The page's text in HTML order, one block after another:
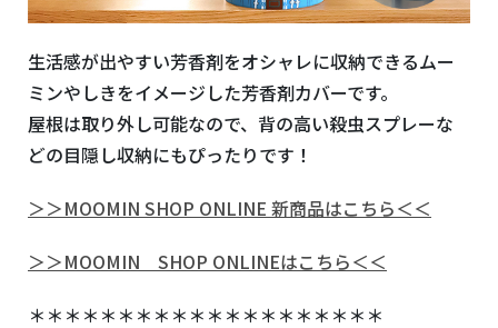
生活感が出やすい芳香剤をオシャレに収納できるムー
ミンやしきをイメージした芳香剤カバーです。
屋根は取り外し可能なので、背の高い殺虫スプレーな
どの目隠し収納にもぴったりです！
＞＞MOOMIN SHOP ONLINE 新商品はこちら＜＜
＞＞MOOMIN SHOP ONLINEはこちら＜＜
＊＊＊＊＊＊＊＊＊＊＊＊＊＊＊＊＊＊＊＊